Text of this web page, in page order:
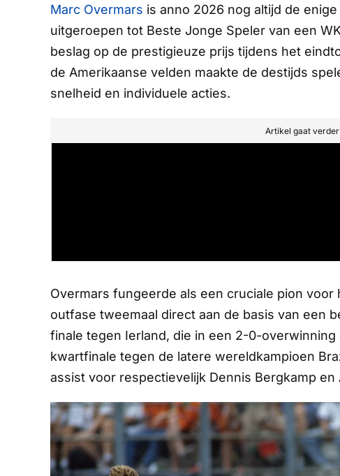
Marc Overmars is anno 2026 nog altijd de
uitgeroepen tot Beste Jonge Speler van een
beslag op de prestigieuze prijs tijdens het
de Amerikaanse velden maakte de destijds
snelheid en individuele acties.
Artikel gaat
Overmars fungeerde als een cruciale pion
outfase tweemaal direct aan de basis van een
finale tegen Ierland, die in een 2-0-
kwartfinale tegen de latere wereldkampioen
assist voor respectievelijk Dennis Bergkamp en